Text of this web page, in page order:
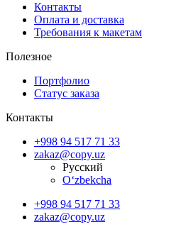
Контакты
Оплата и доставка
Требования к макетам
Полезное
Портфолио
Статус заказа
Контакты
+998 94 517 71 33
zakaz@copy.uz
Русский
O‘zbekcha
+998 94 517 71 33
zakaz@copy.uz